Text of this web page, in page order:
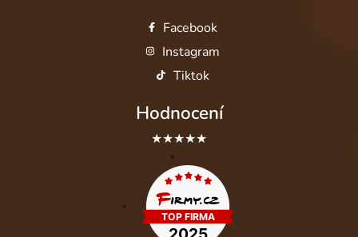
Facebook
Instagram
Tiktok
Hodnocení
★★★★★